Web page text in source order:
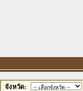
จังหวัด: